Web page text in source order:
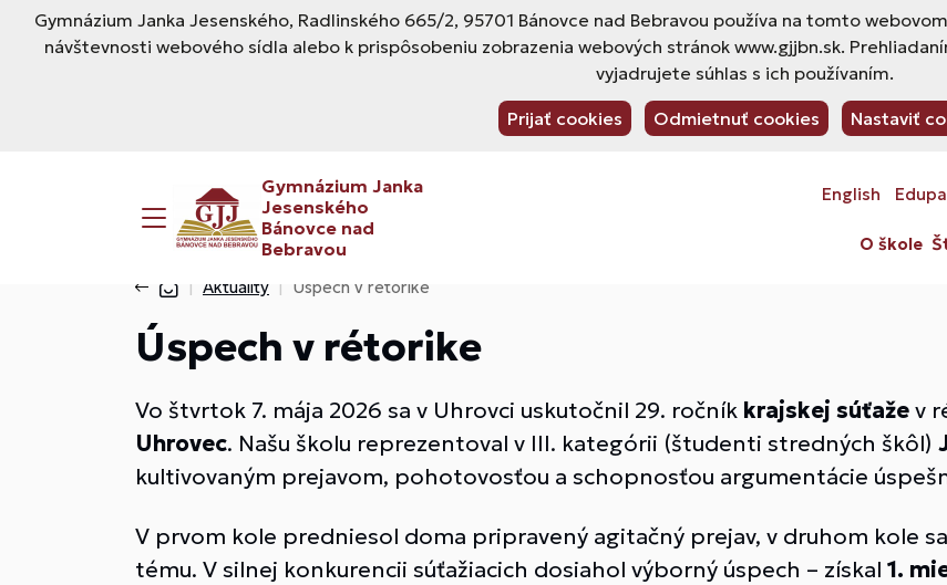
Gymnázium Janka Jesenského, Radlinského 665/2, 95701 Bánovce nad Bebravou používa na tomto
návštevnosti webového sídla alebo k prispôsobeniu zobrazenia webových stránok www.gjjbn.sk.
vyjadrujete súhlas s ich používaním.
Prijať cookies Odmietnuť cookies Nastaviť
Gymnázium Janka
Jesenského
Bánovce nad
Bebravou
English
O škole
Aktuality Úspech v rétorike
Úspech v rétorike
Vo štvrtok 7. mája 2026 sa v Uhrovci uskutočnil 29. ročník krajskej súťažev
Uhrovec. Našu školu reprezentoval v III. kategórii (študenti stredných škôl)
kultivovaným prejavom, pohotovosťou a schopnosťou argumentácie
V prvom kole predniesol doma pripravený agitačný prejav, v druhom kole
tému. V silnej konkurencii súťažiacich dosiahol výborný úspech – získal 1.